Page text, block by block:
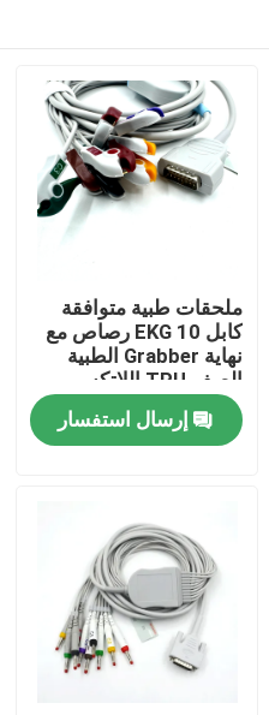
ملحقات طبية متوافقة
كابل EKG 10 رصاص مع
نهاية Grabber الطبية
الصف TPU اللاتكس
المستهلكات الطبية
معتمدة RoHSإرسال استفسار